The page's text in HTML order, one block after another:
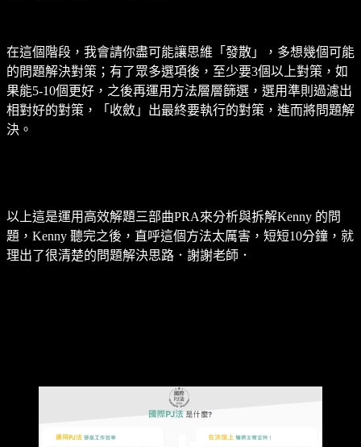
在這個階段，我會請你盡可能讓思維「發散」，多想幾個可能
的問題解決對策；有了眾多選項後，至少要3個以上對策，如
果能5-10個更好，之後再運用方法層層篩選，選用準則過濾出
相對好的對策，「收斂」出最終要執行的對策，進而將問題解
決。
以上這是運用高效解題三部曲PRA來分析與拆解Kenny 的問
題，Kenny 聽完之後，直呼這個方法太厲害，短短10分鐘，就
理出了很清楚的問題解決思路．謝謝老師．